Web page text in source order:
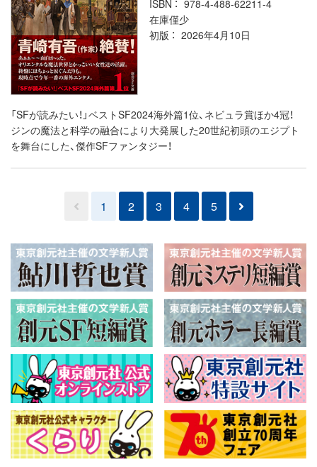
ISBN
978-4-488-62211-4
在庫僅少
初版
2026年4月10日
「SFが読みたい！」ベストSF2024海外篇1位、ネビュラ賞ほか4冠！
ジンの魔法と科学の融合により大発展した20世紀初頭のエジプト
を舞台にした、傑作SFファンタジー！
1 2 3 4 5